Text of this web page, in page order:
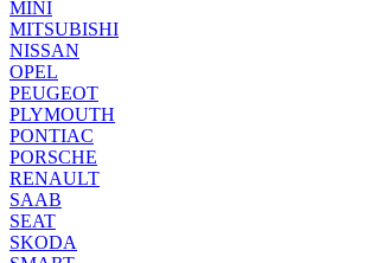
MINI
MITSUBISHI
NISSAN
OPEL
PEUGEOT
PLYMOUTH
PONTIAC
PORSCHE
RENAULT
SAAB
SEAT
SKODA